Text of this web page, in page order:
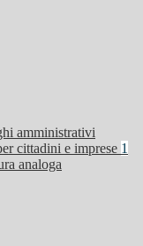
amministrativi
cittadini e imprese 1
analoga